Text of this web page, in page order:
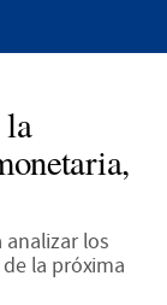
analizar los
la próxima